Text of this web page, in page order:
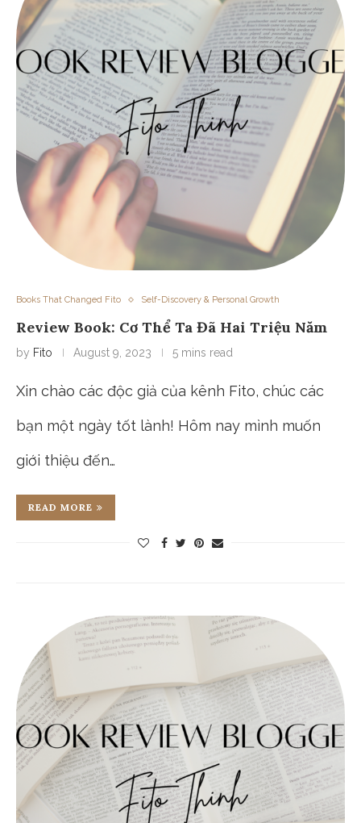
Books That Changed Fito Self-Discovery & Personal Growth
Review Book: Cơ Thể Ta Đã Hai Triệu Năm
by Fito August 9, 2023 5 mins read
Xin chào các độc giả của kênh Fito, chúc các
bạn một ngày tốt lành! Hôm nay mình muốn
giới thiệu đến…
READ MORE